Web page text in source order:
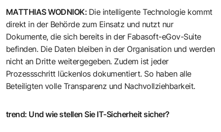
MATTHIAS WODNIOK: Die intelligente Technologie kommt
direkt in der Behörde zum Einsatz und nutzt nur
Dokumente, die sich bereits in der Fabasoft-eGov-Suite
befinden. Die Daten bleiben in der Organisation und werden
nicht an Dritte weitergegeben. Zudem ist jeder
Prozessschritt lückenlos dokumentiert. So haben alle
Beteiligten volle Transparenz und Nachvollziehbarkeit.
trend: Und wie stellen Sie IT-Sicherheit sicher?